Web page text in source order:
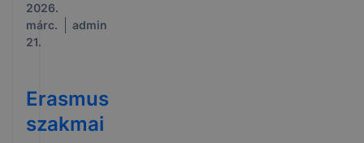
2026.
márc.
21.
admin
Erasmus
szakmai